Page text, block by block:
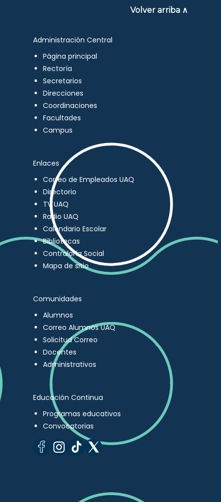
Volver arriba ∧
Administración Central
Página principal
Rectoría
Secretarios
Direcciones
Coordinaciones
Facultades
Campus
Enlaces
Correo de Empleados UAQ
Directorio
TV UAQ
Radio UAQ
Calendario Escolar
Bibliotecas
Contraloría Social
Mapa de sitio
Comunidades
Alumnos
Correo Alumnos UAQ
Solicitud Correo
Docentes
Administrativos
Educación Continua
Programas educativos
Convocatorias